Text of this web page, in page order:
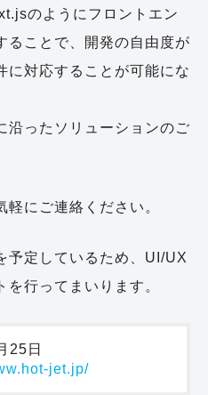
のようにフロントエン
ることで、開発の自由度が
に対応することが可能にな
沿ったソリューションのご
軽にご連絡ください。
予定しているため、UI/UX
行ってまいります。
25日
jet.jp/